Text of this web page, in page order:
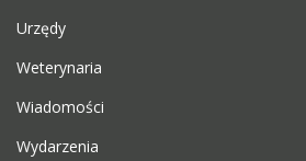
Urzędy
Weterynaria
Wiadomości
Wydarzenia